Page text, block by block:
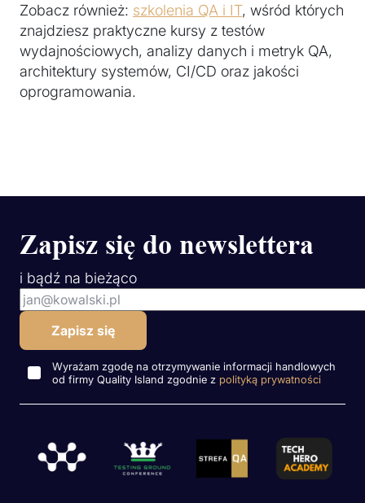
Zobacz również: szkolenia QA i IT, wśród których
znajdziesz praktyczne kursy z testów
wydajnościowych, analizy danych i metryk QA,
architektury systemów, CI/CD oraz jakości
oprogramowania.
Zapisz się do newslettera
i bądź na bieżąco
Wyrażam zgodę na otrzymywanie informacji handlowych
od firmy Quality Island zgodnie z polityką prywatności